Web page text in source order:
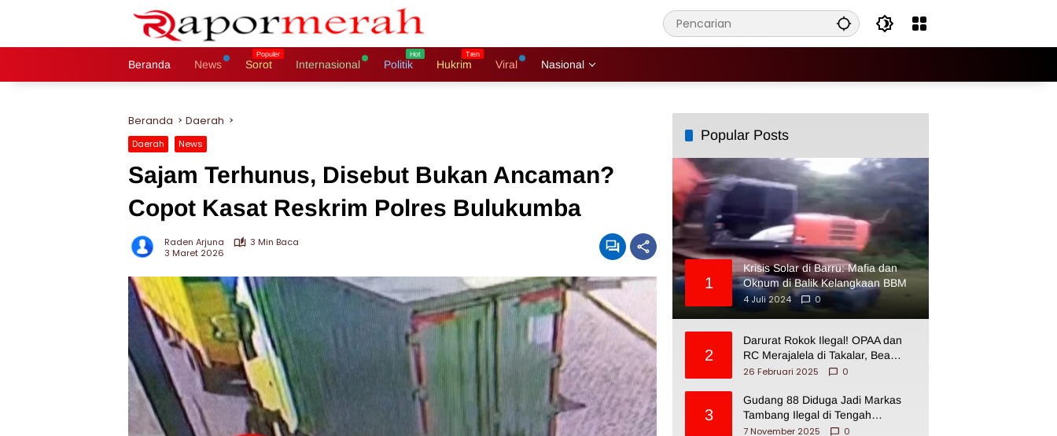
Beranda News Sorot Internasional Politik Hukrim Viral Nasional
Beranda Daerah
Daerah News
Sajam Terhunus, Disebut Bukan Ancaman?
Copot Kasat Reskrim Polres Bulukumba
Raden Arjuna
3 Min Baca
3 Maret 2026
Popular Posts
1
Krisis Solar di Barru: Mafia dan
Oknum di Balik Kelangkaan BBM
4 Juli 2024
0
2
Darurat Rokok Ilegal! OPAA dan
RC Merajalela di Takalar, Bea
Cukai Impoten
26 Februari 2025 0
3
Gudang 88 Diduga Jadi Markas
Tambang Ilegal di Tengah
Permukiman Warga Makassar
7 November 2025 0